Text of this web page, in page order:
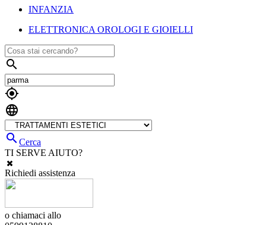
INFANZIA
ELETTRONICA OROLOGI E GIOIELLI



Cerca
TI SERVE AIUTO?
Richiedi assistenza
o chiamaci allo